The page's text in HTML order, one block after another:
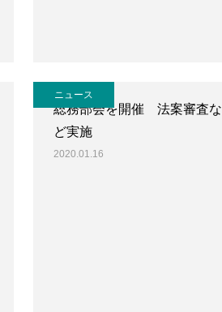
ニュース
総務部会を開催 法案審査な
ど実施
2020.01.16